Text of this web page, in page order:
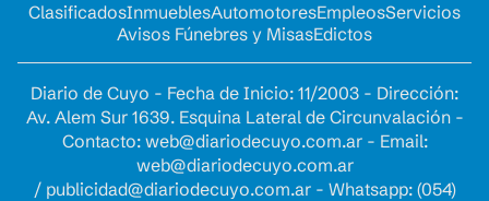
ClasificadosInmueblesAutomotoresEmpleosServicios
Avisos Fúnebres y MisasEdictos
Diario de Cuyo - Fecha de Inicio: 11/2003 - Dirección:
Av. Alem Sur 1639. Esquina Lateral de Circunvalación -
Contacto: web@diariodecuyo.com.ar- Email:
web@diariodecuyo.com.ar
/ publicidad@diariodecuyo.com.ar- Whatsapp: (054)